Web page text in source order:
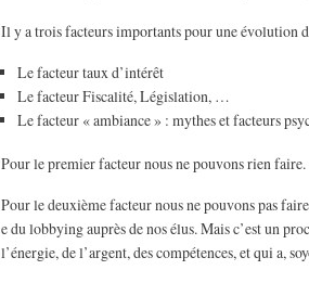
Il y a trois facteurs importants pour une évolution
Le facteur taux d’intérêt
Le facteur Fiscalité, Législation, …
Le facteur « ambiance » : mythes et facteurs
Pour le premier facteur nous ne pouvons rien faire.
Pour le deuxième facteur nous ne pouvons pas
e du lobbying auprès de nos élus. Mais c’est un
l’énergie, de l’argent, des compétences, et qui a,